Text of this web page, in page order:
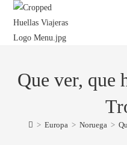
Que ver, que
> Europa > Noruega >